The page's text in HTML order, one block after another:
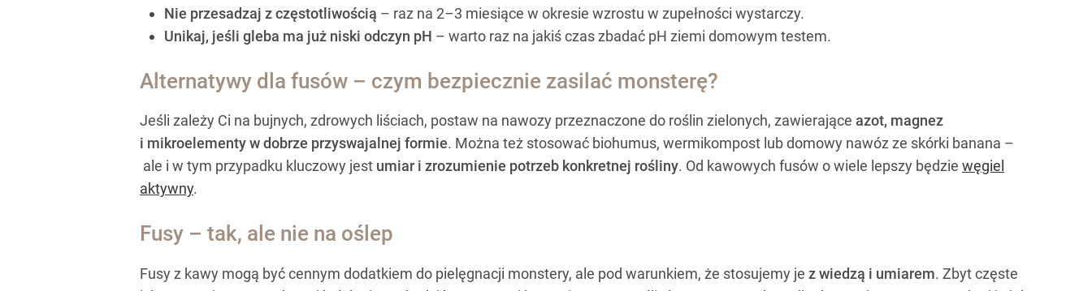
Nie przesadzaj z częstotliwością – raz na 2–3 miesiące w okresie wzrostu w zupełności wystarczy.
Unikaj, jeśli gleba ma już niski odczyn pH – warto raz na jakiś czas zbadać pH ziemi domowym testem.
Alternatywy dla fusów – czym bezpiecznie zasilać monsterę?
Jeśli zależy Ci na bujnych, zdrowych liściach, postaw na nawozy przeznaczone do roślin zielonych, zawierające azot, magnez
i mikroelementy w dobrze przyswajalnej formie. Można też stosować biohumus, wermikompost lub domowy nawóz ze skórki banana –
ale i w tym przypadku kluczowy jest umiar i zrozumienie potrzeb konkretnej rośliny. Od kawowych fusów o wiele lepszy będzie węgiel
aktywny.
Fusy – tak, ale nie na oślep
Fusy z kawy mogą być cennym dodatkiem do pielęgnacji monstery, ale pod warunkiem, że stosujemy je z wiedzą i umiarem. Zbyt częste